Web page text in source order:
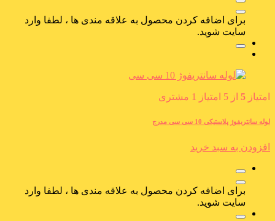
برای اضافه کردن محصول به علاقه مندی ها ، لطفا وارد
سایت شوید.
امتیاز 5 از 5 امتیاز 1 مشتری
لوله سانتریفوژ پلاستیکی 10 سی سی مدرج
افزودن به سبد خرید
برای اضافه کردن محصول به علاقه مندی ها ، لطفا وارد
سایت شوید.